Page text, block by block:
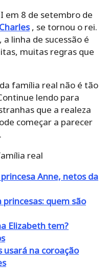
em 8 de setembro de
Charles, se tornou o rei.
linha de sucessão é
muitas regras que
família real não é tão
lendo para
que a realeza
começar a parecer
real
Anne, netos da
quem são
Elizabeth tem?
usará na coroação